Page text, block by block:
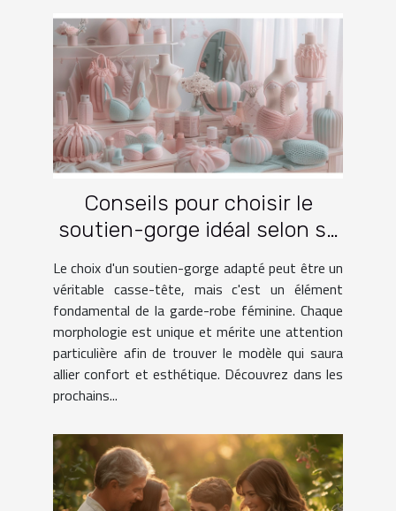
Conseils pour choisir le
soutien-gorge idéal selon sa
Le choix d'un soutien-gorge adapté peut être un
véritable casse-tête, mais c'est un élément
fondamental de la garde-robe féminine. Chaque
morphologie est unique et mérite une attention
particulière afin de trouver le modèle qui saura
allier confort et esthétique. Découvrez dans les
prochains...